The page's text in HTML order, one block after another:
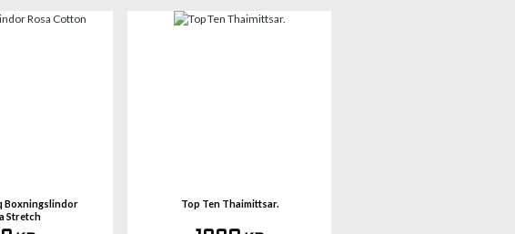
Boxningslindor
Stretch
Top Ten Thaimittsar.